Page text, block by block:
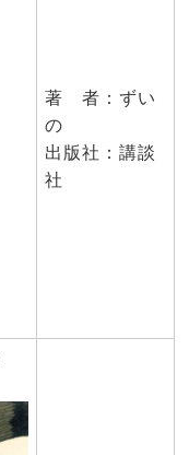
著 者：ずい
の
出版社：講談
社